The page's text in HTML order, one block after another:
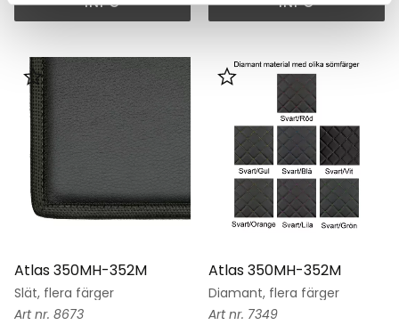
Atlas 350MH-352M
Slät, flera färger
8673
Lägg till i favoriter
Atlas 350MH-352M
Diamant, flera färger
7349
Lägg till i favoriter